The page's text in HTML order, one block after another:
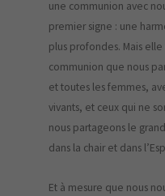
une communion avec
premier signe : une
plus profondes. Mais elle
communion que nous
et toutes les femmes,
vivants, et ceux qui ne
nous partageons le
dans la chair et dans
Et à mesure que nous